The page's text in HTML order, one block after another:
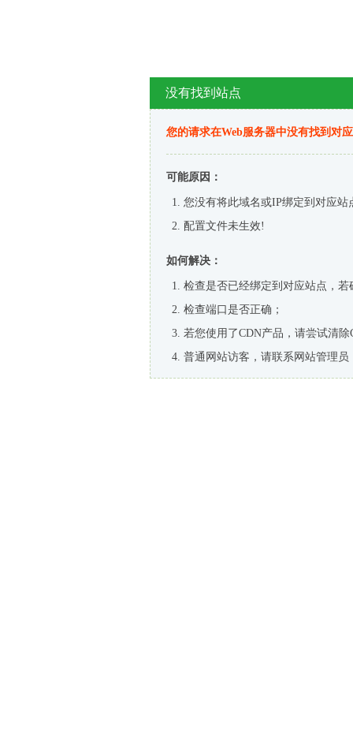
没有找到站点
您的请求在Web服务器中没有找到对
可能原因：
您没有将此域名或IP绑定到对应站
配置文件未生效!
如何解决：
检查是否已经绑定到对应站点，
检查端口是否正确；
若您使用了CDN产品，请尝试清除
普通网站访客，请联系网站管理员